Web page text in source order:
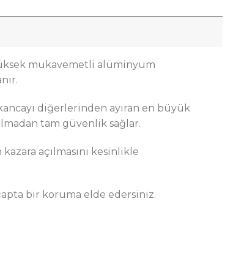
mukavemetli alüminyum
diğerlerinden ayıran en büyük
tam güvenlik sağlar.
açılmasını kesinlikle
bir koruma elde edersiniz.